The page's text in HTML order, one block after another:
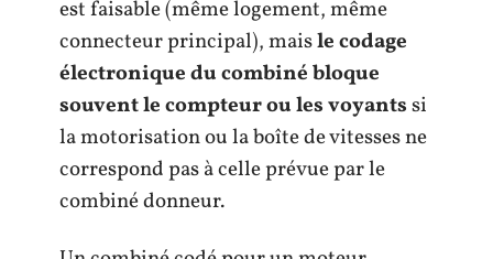
est faisable (même logement, même
connecteur principal), maisle codage
électronique du combiné bloque
souvent le compteur ou les voyantssi
la motorisation ou la boîte de vitesses ne
correspond pas à celle prévue par le
combiné donneur.